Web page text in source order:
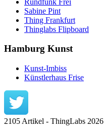
Sabine Pint
Thing Frankfurt
Thinglabs Flipboard
Hamburg Kunst
Kunst-Imbiss
Künstlerhaus Frise
2105 Artikel - ThingLabs 2026